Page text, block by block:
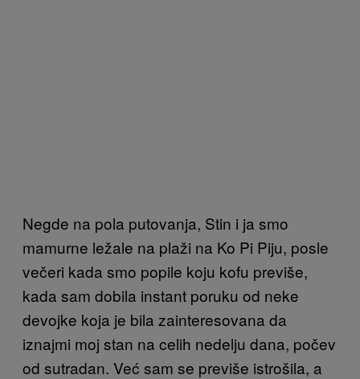
Negde na pola putovanja, Stin i ja smo
mamurne ležale na plaži na Ko Pi Piju, posle
večeri kada smo popile koju kofu previše,
kada sam dobila instant poruku od neke
devojke koja je bila zainteresovana da
iznajmi moj stan na celih nedelju dana, počev
od sutradan. Već sam se previše istrošila, a